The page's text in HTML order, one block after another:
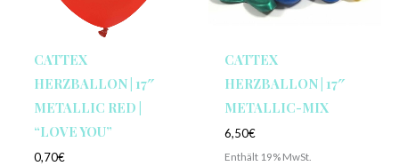
CATTEX
HERZBALLON | 17″
METALLIC RED |
“LOVE YOU”
0,70€
CATTEX
HERZBALLON | 17″
METALLIC-MIX
6,50€
Enthält 19% MwSt.